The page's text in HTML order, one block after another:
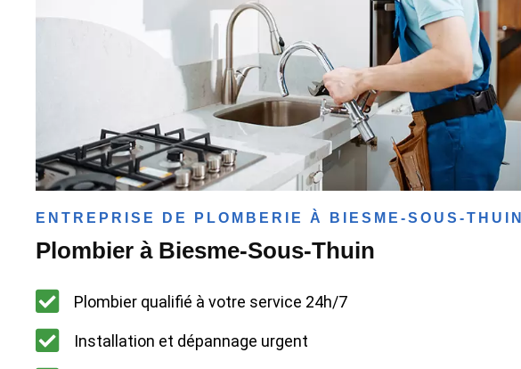
ENTREPRISE DE PLOMBERIE À BIESME-SOUS-THUIN
Plombier à Biesme-Sous-Thuin
Plombier qualifié à votre service 24h/7
Installation et dépannage urgent